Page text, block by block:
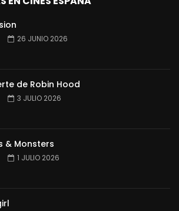
26 JUNIO 2026
de Robin Hood
3 JULIO 2026
& Monsters
1 JULIO 2026